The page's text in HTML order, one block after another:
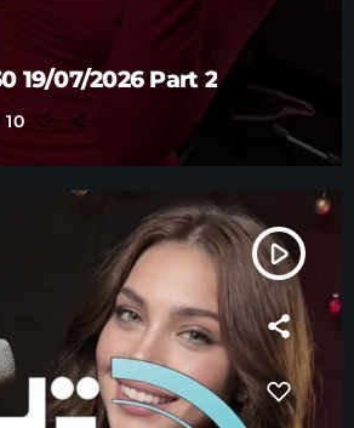
The DJ TOP 30 19/07/2026 Part 2
10
play_arrow